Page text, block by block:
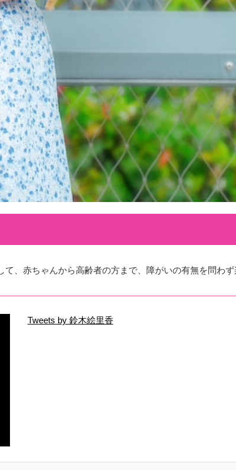
、赤ちゃんから高齢者の方まで、障がいの有無を問わ
Tweets by 鈴木絵里香